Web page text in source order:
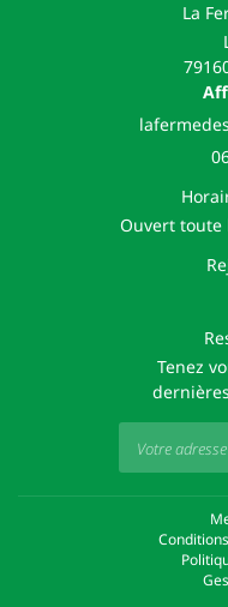
La
Ouvert toute
Tenez